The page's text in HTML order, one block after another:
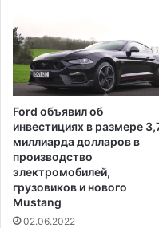
и
,
е
с
л
и
Н
а
а
л
ь
н
н
о
п
о
т
и
к
о
г
Ford объявил об
инвестициях в размере
миллиарда долларов в
производство
электромобилей,
грузовиков и нового
Mustang
02.06.2022